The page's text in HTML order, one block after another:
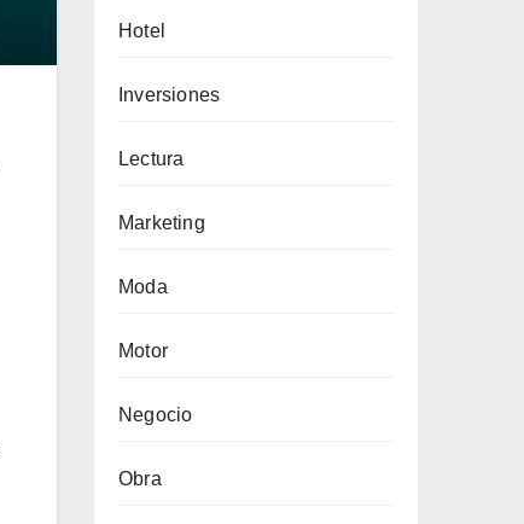
Hotel
Inversiones
Lectura
Marketing
Moda
Motor
Negocio
Obra